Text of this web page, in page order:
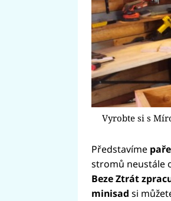
Vyrobte si s
Představíme
stromů neustále
Beze Ztrát
minisad si